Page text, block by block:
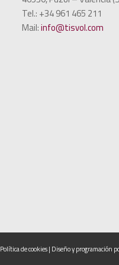
Tel.: +34 961 465 211
Mail:info@tisvol.com
Política de cookies| Diseño y programación